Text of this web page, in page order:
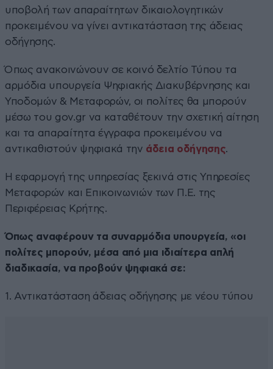
υποβολή των απαραίτητων δικαιολογητικών
προκειμένου να γίνει αντικατάσταση της άδειας
οδήγησης.
Όπως ανακοινώνουν σε κοινό δελτίο Τύπου τα
αρμόδια υπουργεία Ψηφιακής Διακυβέρνησης και
Υποδομών & Μεταφορών, οι πολίτες θα μπορούν
μέσω του gov.gr να καταθέτουν την σχετική αίτηση
και τα απαραίτητα έγγραφα προκειμένου να
αντικαθιστούν ψηφιακά την άδεια οδήγησης.
Η εφαρμογή της υπηρεσίας ξεκινά στις Υπηρεσίες
Μεταφορών και Επικοινωνιών των Π.Ε. της
Περιφέρειας Κρήτης.
Όπως αναφέρουν τα συναρμόδια υπουργεία, «οι
πολίτες μπορούν, μέσα από μια ιδιαίτερα απλή
διαδικασία, να προβούν ψηφιακά σε:
1. Αντικατάσταση άδειας οδήγησης με νέου τύπου